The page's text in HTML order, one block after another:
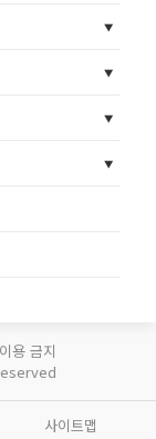
용 금지
사이트맵